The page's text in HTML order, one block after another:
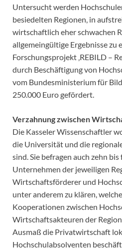
Untersucht werden
besiedelten Regionen, in
wirtschaftlich eher schwachen
allgemeingültige Ergebnisse zu
Forschungsprojekt ‚REBILD –
durch Beschäftigung von
vom Bundesministerium für
250.000 Euro gefördert.
Verzahnung zwischen
Die Kasseler Wissenschaftler
die Universität und die
sind. Sie befragen auch zehn
Unternehmen der jeweiligen
Wirtschaftsförderer und
unter anderem zu klären,
Kooperationen zwischen
Wirtschaftsakteuren der
Ausmaß die Privatwirtschaft
Hochschulabsolventen